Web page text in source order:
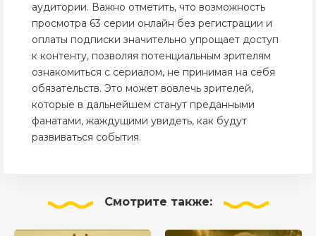
аудитории. Важно отметить, что возможность
просмотра 63 серии онлайн без регистрации и
оплаты подписки значительно упрощает доступ
к контенту, позволяя потенциальным зрителям
ознакомиться с сериалом, не принимая на себя
обязательств. Это может вовлечь зрителей,
которые в дальнейшем станут преданными
фанатами, жаждущими увидеть, как будут
развиваться события.
Смотрите также: